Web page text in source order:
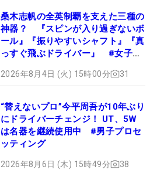
桑木志帆の全英制覇を支えた三種の
神器？ 『スピンが入り過ぎないボ
ール』『振りやすいシャフト』『真
っすぐ飛ぶドライバー』 #女子プ
2026年8月4日 (火) 15時00分 31
“替えないプロ”今平周吾が10年ぶり
にドライバーチェンジ！ UT、5W
は名器を継続使用中 #男子プロセ
ッティング
2026年8月6日 (木) 15時49分 38